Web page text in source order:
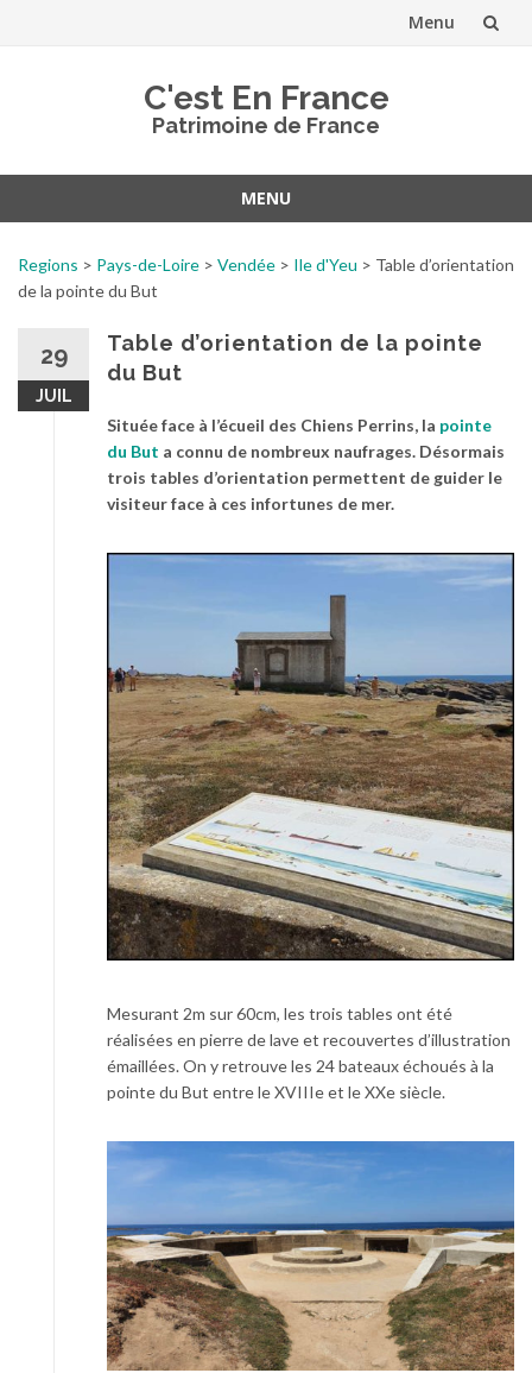
Menu
C'est En France
Patrimoine de France
MENU
contenu
Regions > Pays-de-Loire > Vendée > Ile d'Yeu > Table d’orientation
de la pointe du But
29
JUIL
Table d’orientation de la pointe
du But
Située face à l’écueil des Chiens Perrins, la pointe
du But a connu de nombreux naufrages. Désormais
trois tables d’orientation permettent de guider le
visiteur face à ces infortunes de mer.
Mesurant 2m sur 60cm, les trois tables ont été
réalisées en pierre de lave et recouvertes d’illustration
émaillées. On y retrouve les 24 bateaux échoués à la
pointe du But entre le XVIIIe et le XXe siècle.